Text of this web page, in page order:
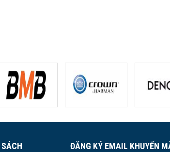
ĐĂNG KÝ EMAIL KHUYẾN